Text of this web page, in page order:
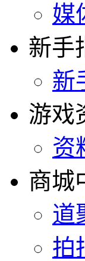
媒
新手
新
游戏
资
商城
道
拍